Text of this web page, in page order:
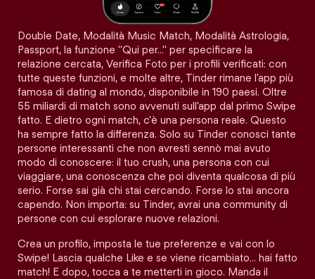
Double Date, Modalità Music Match, Modalità Astrologia,
Passport, la funzione "Qui per…" per specificare la
relazione cercata, Verifica Foto per i profili verificati: con
tutte queste funzioni, e molte altre, Tinder rimane l'app più
famosa di dating al mondo, disponibile in 190 paesi. Oltre
55 miliardi di match sono avvenuti sull'app dal primo Swipe
fatto. E dietro ogni match, c'è una persona reale. Questo
ha sempre fatto la differenza. Solo su Tinder conosci tante
persone interessanti che non avresti sennò mai avuto
modo di conoscere: il tuo crush, una persona con cui
viaggiare, una conoscenza che poi diventa qualcosa di più
serio. Forse sai già chi stai cercando. Forse lo stai ancora
capendo. Non importa: su Tinder, avrai una community di
persone con cui esplorare nuove relazioni.
Crea un profilo, imposta le tue preferenze e vai con lo
Swipe! Lascia qualche Like e se viene ricambiato… hai fatto
match! E dopo, tocca a te metterti in gioco. Manda il